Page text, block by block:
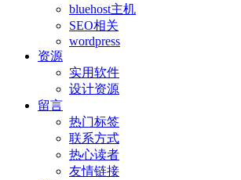
bluehost主机
SEO相关
wordpress
资源
实用软件
设计资源
留言
热门标签
联系方式
热心读者
友情链接